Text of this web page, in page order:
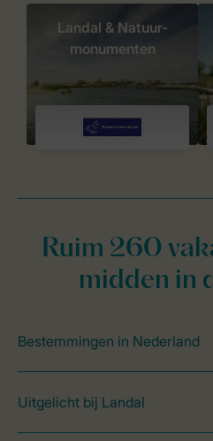
Landal & Natuur-
monumenten
Ruim 260
midden in
Bestemmingen in Nederland
Uitgelicht bij Landal